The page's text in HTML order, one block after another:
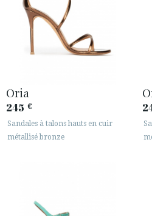
ESPACE
SECURE WEB SSL CERTIFICATE
Oria
245 €
Sandales à talons hauts en cuir
métallisé bronze